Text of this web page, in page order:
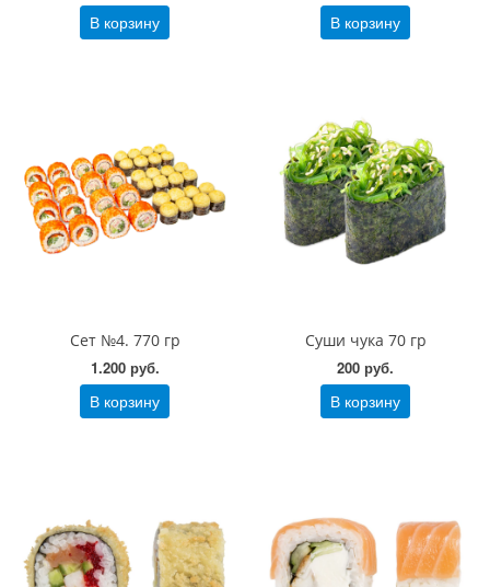
В корзину В корзину
Сет №4. 770 гр
1.200 руб.
В корзину
Суши чука 70 гр
200 руб.
В корзину